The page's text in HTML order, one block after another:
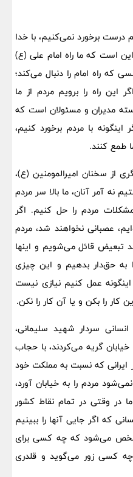
درست برخورد نمی‌کنیم، با خدا
است که ما راه امام علی (ع)
که راه امام را دنبال می‌کند؛
این راه را برویم مردم از ما
مدیران و مسئولان است که
با مردم برخورد کنیم،
طمع کنند.
از سخنان امیرالمومنین (ع)،
نه آمر آنان، ما بالا سر مردم
مردم را حل کنیم. اگر
عصبانی نخواهند شد، مردم
تبعیض قائل می‌شویم و اینها
به حق‌دار بدهیم و این چیزی
عمل کنیم نیازی نیست
کار را بکن و یا آن کار را نکن.
سردار شهید سلیمانی،
گریه می‌کردند، با حجاب
ایرانی که نسبت به مملکت خود
مردم را به خیابان آورد،
در وقتی در تمام نقاط کشور
که اگر جایی آنها را ببینیم
می‌شود که چه کسی برای
کسی زور می‌گوید و قلدری